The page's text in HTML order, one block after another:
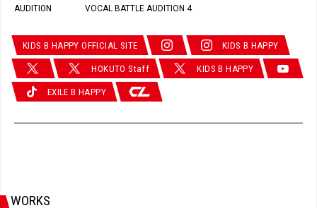
AUDITION VOCAL BATTLE AUDITION 4
KIDS B HAPPY OFFICIAL SITE KIDS B HAPPY
HOKUTO Staff KIDS B HAPPY
EXILE B HAPPY
WORKS